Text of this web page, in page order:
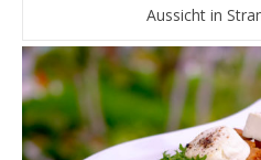
Aussicht in